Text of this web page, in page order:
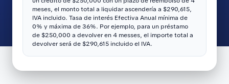
meses, el monto total a liquidar ascendería a $290,615,
IVA incluido. Tasa de interés Efectiva Anual mínima de
0% y máxima de 36%. Por ejemplo, para un préstamo
de $250,000 a devolver en 4 messes, el importe total a
devolver será de $290,615 incluido el IVA.